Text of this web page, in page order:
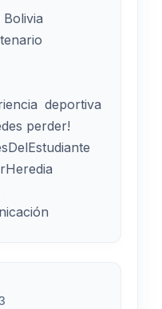
deportiva
perder!